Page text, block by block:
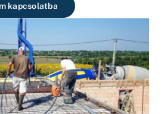
kapcsolatba